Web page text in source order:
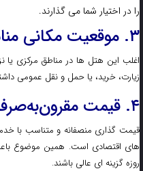
را در اختیار شما می‌ گذارند.
۳. موقعیت مکانی مناسب
اغلب این هتل‌ ها در مناطق مرکزی یا
زیارت، خرید، یا حمل‌ و نقل عمومی
۴. قیمت مقرون‌به‌صرفه
قیمت‌ گذاری منصفانه و متناسب با
های اقتصادی است. همین موضوع
روزه گزینه‌ ای عالی باشند.